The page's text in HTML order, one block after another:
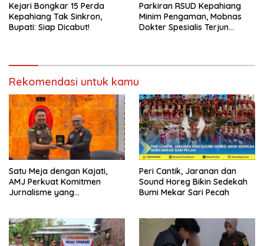
Kejari Bongkar 15 Perda
Kepahiang Tak Sinkron,
Bupati: Siap Dicabut!
Parkiran RSUD Kepahiang
Minim Pengaman, Mobnas
Dokter Spesialis Terjun
Rekomendasi untuk kamu
Satu Meja dengan Kajati,
AMJ Perkuat Komitmen
Jurnalisme yang
Peri Cantik, Jaranan dan
Sound Horeg Bikin Sedekah
Bumi Mekar Sari Pecah